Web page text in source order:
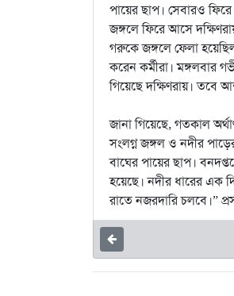
পায়ের ছাপ। সেবারও
জঙ্গলে ফিরে আসে
গরুকে জঙ্গলে ফেলা
করেন কর্মীরা। মঙ্গলবার
গিয়েছে দক্ষিণরায়। তবে
জানা গিয়েছে, গতকাল
সংলগ্ন জঙ্গল ও নদীর
বাঘের পায়ের ছাপ।
হয়েছে। নদীর ধারের এক
রাতে নজরদারি চলবে।”